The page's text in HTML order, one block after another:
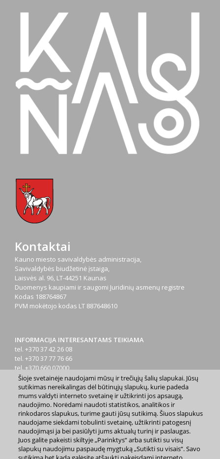
Kontaktai
Kauno miesto savivaldybės administracija,
Savivaldybės biudžetinė įstaiga,
Laisvės al. 96, LT-44251 Kaunas
Duomenys kaupiami ir saugomi Juridinių asmenų registre
Kodas 188764867
PVM mokėtojo kodas LT 887648610
INFORMACIJA INTERESANTAMS TEIKIAMA
tel. +370 37 42 26 08
tel. +370 37 77 76 66
tel. +370 660 07000
el. p.info@kaunas.lt
2023 m. Kauno miesto savivaldybė. Kopijuoti ir platinti
www.kaunas.lt skelbiamą informaciją be autorių sutikimo draudžiama.
Svetainės žemėlapis »
Šioje svetainėje naudojami mūsų ir trečiųjų šalių slapukai. Jūsų
sutikimas nereikalingas dėl būtinųjų slapukų, kurie padeda
mums valdyti interneto svetainę ir užtikrinti jos apsaugą,
naudojimo. Norėdami naudoti statistikos, analitikos ir
rinkodaros slapukus, turime gauti jūsų sutikimą. Šiuos slapukus
naudojame siekdami tobulinti svetainę, užtikrinti patogesnį
naudojimąsi ja bei pasiūlyti jums aktualų turinį ir paslaugas.
Juos galite pakeisti skiltyje „Parinktys“ arba sutikti su visų
slapukų naudojimu paspaudę mygtuką „Sutikti su visais“. Savo